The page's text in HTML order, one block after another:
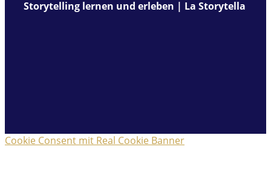
Storytelling lernen und erleben | La Storytella
Cookie Consent mit Real Cookie Banner